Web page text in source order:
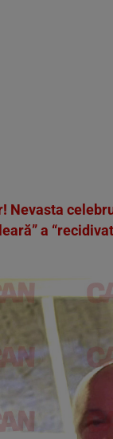
Nevasta
a